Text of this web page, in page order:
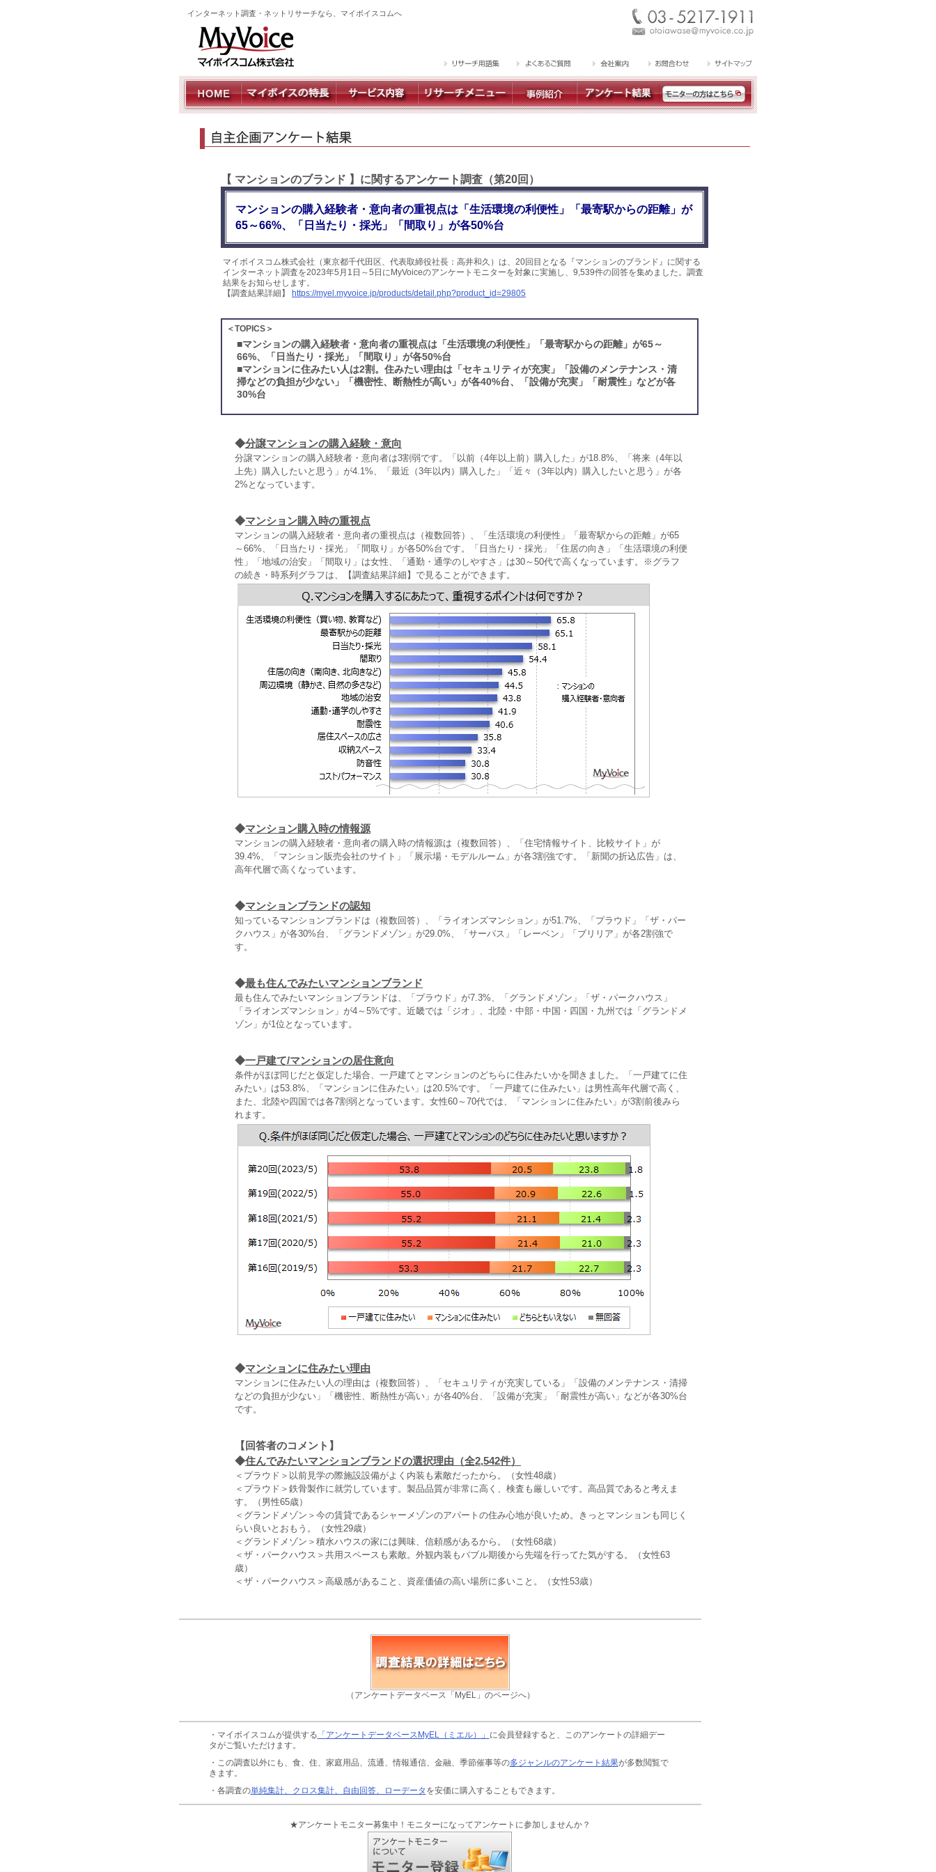
インターネット調査・ネットリサーチなら、マイボイスコムへ
【 マンションのブランド 】に関するアンケート調査（第20回）
マンションの購入経験者・意向者の重視点は「生活環境の利便性」「最寄駅からの距離」が
65～66%、「日当たり・採光」「間取り」が各50%台
マイボイスコム株式会社（東京都千代田区、代表取締役社長：高井和久）は、20回目となる『マンションのブランド』に関する
インターネット調査を2023年5月1日～5日にMyVoiceのアンケートモニターを対象に実施し、9,539件の回答を集めました。調査
結果をお知らせします。
【調査結果詳細】
https://myel.myvoice.jp/products/detail.php?product_id=29805
＜TOPICS＞
■マンションの購入経験者・意向者の重視点は「生活環境の利便性」「最寄駅からの距離」が65～
66%、「日当たり・採光」「間取り」が各50%台
■マンションに住みたい人は2割。住みたい理由は「セキュリティが充実」「設備のメンテナンス・清
掃などの負担が少ない」「機密性、断熱性が高い」が各40%台、「設備が充実」「耐震性」などが各
30%台
◆分譲マンションの購入経験・意向
分譲マンションの購入経験者・意向者は3割弱です。「以前（4年以上前）購入した」が18.8%、「将来（4年以
上先）購入したいと思う」が4.1%、「最近（3年以内）購入した」「近々（3年以内）購入したいと思う」が各
2%となっています。
◆マンション購入時の重視点
マンションの購入経験者・意向者の重視点は（複数回答）、「生活環境の利便性」「最寄駅からの距離」が65
～66%、「日当たり・採光」「間取り」が各50%台です。「日当たり・採光」「住居の向き」「生活環境の利便
性」「地域の治安」「間取り」は女性、「通勤・通学のしやすさ」は30～50代で高くなっています。※グラフ
の続き・時系列グラフは、【調査結果詳細】で見ることができます。
◆マンション購入時の情報源
マンションの購入経験者・意向者の購入時の情報源は（複数回答）、「住宅情報サイト、比較サイト」が
39.4%、「マンション販売会社のサイト」「展示場・モデルルーム」が各3割強です。「新聞の折込広告」は、
高年代層で高くなっています。
◆マンションブランドの認知
知っているマンションブランドは（複数回答）、「ライオンズマンション」が51.7%、「プラウド」「ザ・パー
クハウス」が各30%台、「グランドメゾン」が29.0%、「サーパス」「レーベン」「ブリリア」が各2割強で
す。
◆最も住んでみたいマンションブランド
最も住んでみたいマンションブランドは、「プラウド」が7.3%、「グランドメゾン」「ザ・パークハウス」
「ライオンズマンション」が4～5%です。近畿では「ジオ」、北陸・中部・中国・四国・九州では「グランドメ
ゾン」が1位となっています。
◆一戸建て/マンションの居住意向
条件がほぼ同じだと仮定した場合、一戸建てとマンションのどちらに住みたいかを聞きました。「一戸建てに住
みたい」は53.8%、「マンションに住みたい」は20.5%です。「一戸建てに住みたい」は男性高年代層で高く、
また、北陸や四国では各7割弱となっています。女性60～70代では、「マンションに住みたい」が3割前後みら
れます。
◆マンションに住みたい理由
マンションに住みたい人の理由は（複数回答）、「セキュリティが充実している」「設備のメンテナンス・清掃
などの負担が少ない」「機密性、断熱性が高い」が各40%台、「設備が充実」「耐震性が高い」などが各30%台
です。
【回答者のコメント】
◆住んでみたいマンションブランドの選択理由（全2,542件）
＜プラウド＞以前見学の際施設設備がよく内装も素敵だったから。（女性48歳）
＜プラウド＞鉄骨製作に就労しています。製品品質が非常に高く、検査も厳しいです。高品質であると考えま
す。（男性65歳）
＜グランドメゾン＞今の賃貸であるシャーメゾンのアパートの住み心地が良いため。きっとマンションも同じく
らい良いとおもう。（女性29歳）
＜グランドメゾン＞積水ハウスの家には興味、信頼感があるから。（女性68歳）
＜ザ・パークハウス＞共用スペースも素敵。外観内装もバブル期後から先端を行ってた気がする。（女性63
歳）
＜ザ・パークハウス＞高級感があること、資産価値の高い場所に多いこと。（女性53歳）
（アンケートデータベース「MyEL」のページへ）
・マイボイスコムが提供する 「アンケートデータベースMyEL（ミエル）」 に会員登録すると、このアンケートの詳細デー
タがご覧いただけます。
・この調査以外にも、食、住、家庭用品、流通、情報通信、金融、季節催事等の多ジャンルのアンケート結果が多数閲覧で
きます。
・各調査の単純集計、クロス集計、自由回答、ローデータ を安価に購入することもできます。
★アンケートモニター募集中！モニターになってアンケートに参加しませんか？